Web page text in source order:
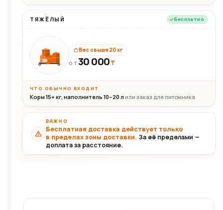
ТЯЖЁЛЫЙ Бесплатно
30+кг
Вес свыше 20 кг
ОТ30 000₸
ЧТО ОБЫЧНО ВХОДИТ
Корм 15+ кг, наполнитель 10–20 л или заказ для питомника
ВАЖНО
Бесплатная доставка действует только
в пределах зоны доставки. За её пределами —
доплата за расстояние.